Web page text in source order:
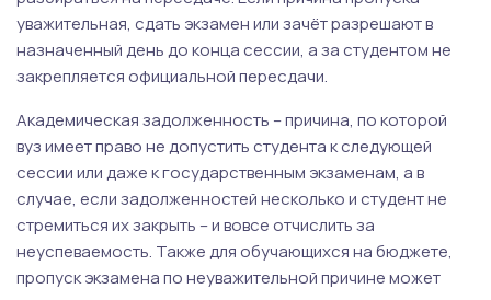
уважительная, сдать экзамен или зачёт разрешают в
назначенный день до конца сессии, а за студентом не
закрепляется официальной пересдачи.
Академическая задолженность – причина, по которой
вуз имеет право не допустить студента к следующей
сессии или даже к государственным экзаменам, а в
случае, если задолженностей несколько и студент не
стремиться их закрыть – и вовсе отчислить за
неуспеваемость. Также для обучающихся на бюджете,
пропуск экзамена по неуважительной причине может